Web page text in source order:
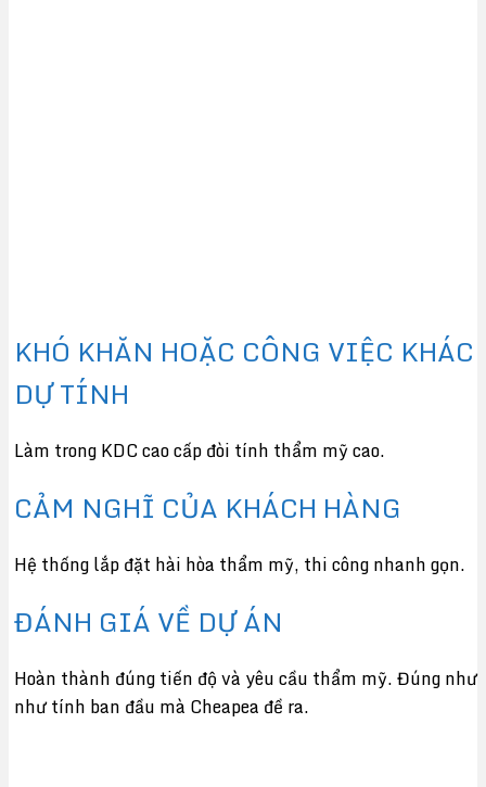
KHÓ KHĂN HOẶC CÔNG VIỆC KHÁC
DỰ TÍNH
Làm trong KDC cao cấp đòi tính thẩm mỹ cao.
CẢM NGHĨ CỦA KHÁCH HÀNG
Hệ thống lắp đặt hài hòa thẩm mỹ, thi công nhanh gọn.
ĐÁNH GIÁ VỀ DỰ ÁN
Hoàn thành đúng tiến độ và yêu cầu thẩm mỹ. Đúng như
như tính ban đầu mà Cheapea đề ra.